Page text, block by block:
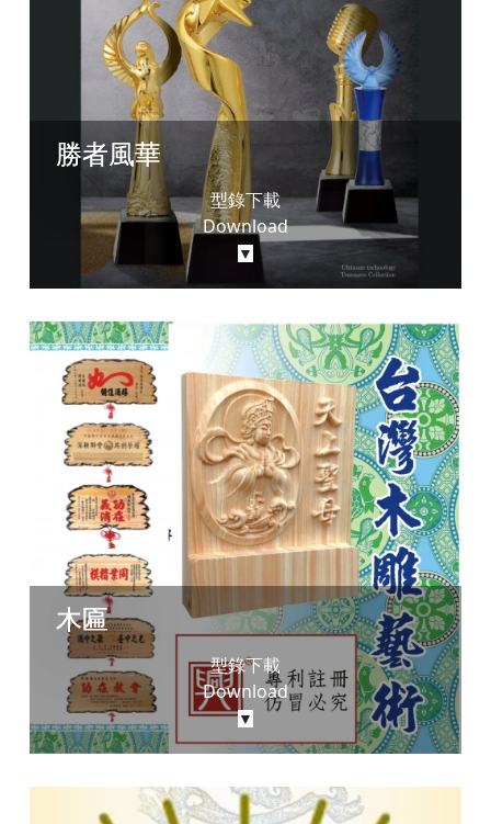
勝者風華
型錄下載
Download
▼
木匾
型錄下載
Download
▼